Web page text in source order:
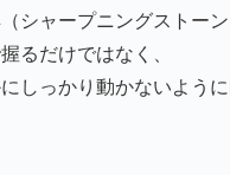
シャープニングストー
るだけではなく、
しっかり動かないように